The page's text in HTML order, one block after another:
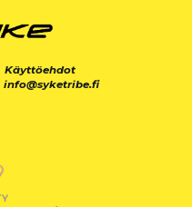
Käyttöehdot
info@syketribe.fi